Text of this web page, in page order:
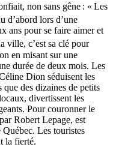
non sans gêne : « Les
d’abord lors d’une
ans pour se faire aimer et
ville, c’est sa clé pour
en misant sur une
durée de deux mois. Les
Dion séduisent les
des dizaines de petits
divertissent les
Pour couronner le
Robert Lepage, est
Québec. Les touristes
la fierté.